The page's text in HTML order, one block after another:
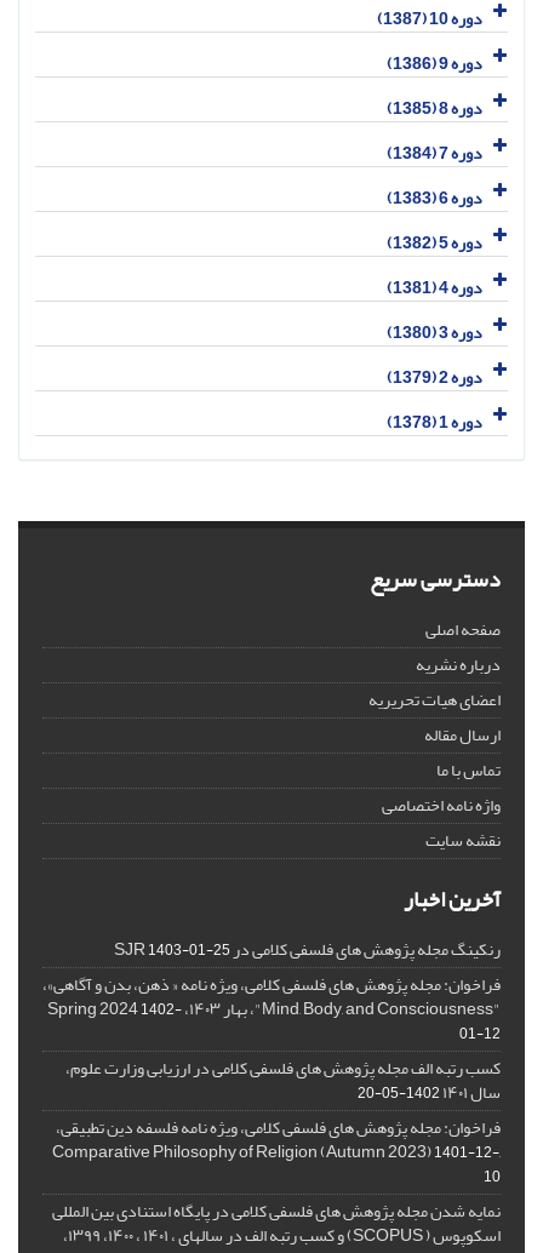
دوره 10 (1387)
دوره 9 (1386)
دوره 8 (1385)
دوره 7 (1384)
دوره 6 (1383)
دوره 5 (1382)
دوره 4 (1381)
دوره 3 (1380)
دوره 2 (1379)
دوره 1 (1378)
دسترسی سریع
صفحه اصلی
درباره نشریه
اعضای هیات تحریریه
ارسال مقاله
تماس با ما
واژه نامه اختصاصی
نقشه سایت
آخرین اخبار
رنکینگ مجله پژوهش های فلسفی کلامی در SJR1403-01-25
فراخوان: مجله پژوهش های فلسفی کلامی، ویژه نامه « ذهن، بدن و آگاهی»،
"Mind, Body, and Consciousness"، بهار ۱۴۰۳، Spring 2024
1402-
01-12
کسب رتبه الف مجله پژوهش های فلسفی کلامی در ارزیابی وزارت علوم،
سال ۱۴۰۱ 1402-05-20
فراخوان: مجله پژوهش های فلسفی کلامی، ویژه نامه فلسفه دین تطبیقی،
,Comparative Philosophy of Religion (Autumn 2023)
1401-12-
10
نمایه شدن مجله پژوهش های فلسفی کلامی در پایگاه استنادی بین المللی
اسکوپوس ( SCOPUS) و کسب رتبه الف در سالهای ، ۱۴۰۱ ، ۱۴۰۰، ۱۳۹۹،